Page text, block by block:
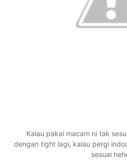
Kalau pakai macam ni tak
dengan tight lagi, kalau pergi
sesuai